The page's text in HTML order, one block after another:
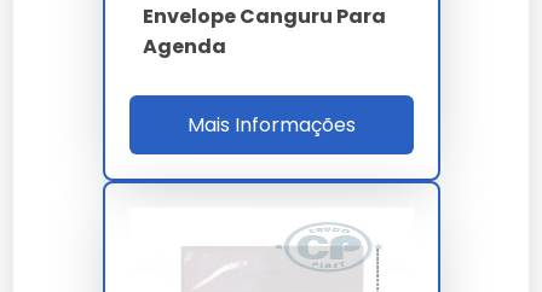
Aderência
23 N/25mm
NBR 13230 / RoHS 3
Envelope Canguru Para
Agenda
Mais Informações